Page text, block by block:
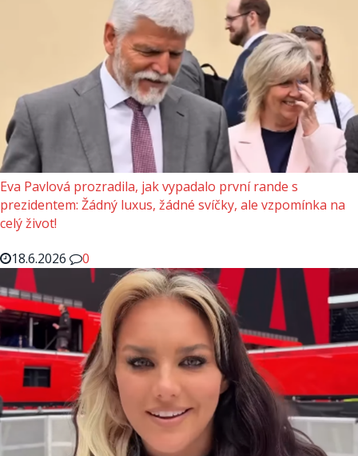
Eva Pavlová prozradila, jak vypadalo první rande s
prezidentem: Žádný luxus, žádné svíčky, ale vzpomínka na
celý život!
18.6.2026
0